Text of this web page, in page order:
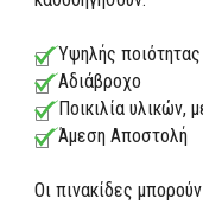
Υψηλής
Αδιάβροχο
Ποικιλία υλικών,
Άμεση Αποστολή
Οι πινακίδες